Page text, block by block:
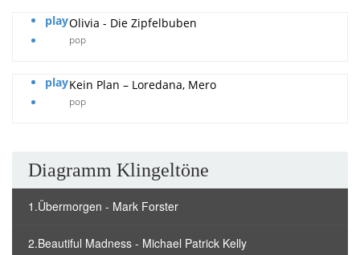
playOlivia - Die Zipfelbuben
pop
playKein Plan – Loredana, Mero
pop
Diagramm Klingeltöne
1.Übermorgen - Mark Forster
2.Beautiful Madness - Michael Patrick Kelly